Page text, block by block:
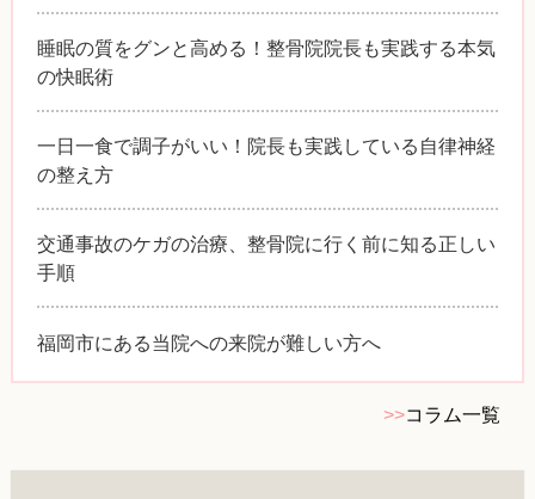
睡眠の質をグンと高める！整骨院院長も実践する本気
の快眠術
一日一食で調子がいい！院長も実践している自律神経
の整え方
交通事故のケガの治療、整骨院に行く前に知る正しい
手順
福岡市にある当院への来院が難しい方へ
>>コラム一覧